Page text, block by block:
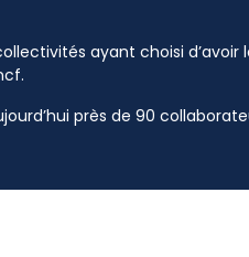
ayant choisi d’avoir
près de 90